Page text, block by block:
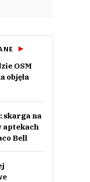
OSM
objęła
skarga na
aptekach
Bell